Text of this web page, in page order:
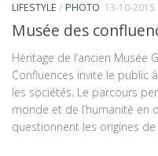
LIFESTYLE / PHOTO 13-10-2015
Musée des
Héritage de l’ancien Musée
Confluences invite le public
les sociétés. Le parcours
monde et de l’humanité en
questionnent les origines de